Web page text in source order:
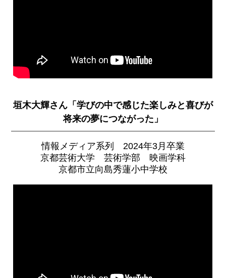
垣木大輝さん「学びの中で感じた楽しみと喜びが
将来の夢につながった」
情報メディア系列 2024年3月卒業
京都芸術大学 芸術学部 映画学科
京都市立向島秀蓮小中学校